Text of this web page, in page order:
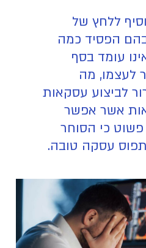
ללחץ של
הפסיד כמה
עומד בסף
לעצמו, מה
לביצוע עסקאות
אשר אפשר
פשוט כי הסוחר
עסקה טובה.